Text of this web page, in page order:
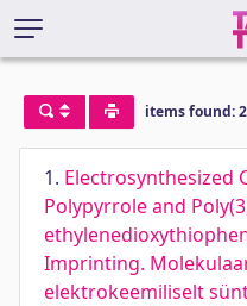
items found: 2
1. Electrosynthesized
Polypyrrole and
Imprinting.
elektrokeemiliselt